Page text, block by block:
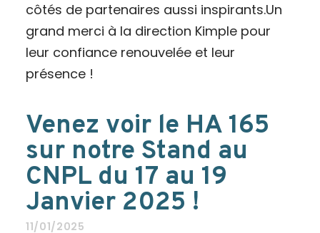
côtés de partenaires aussi inspirants.Un
grand merci à la direction Kimple pour
leur confiance renouvelée et leur
présence !
Venez voir le HA 165
sur notre Stand au
CNPL du 17 au 19
Janvier 2025 !
11/01/2025